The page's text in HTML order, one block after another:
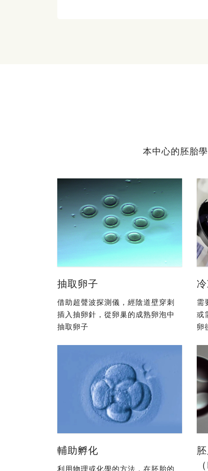
本中心的胚胎
抽取卵子
借助超聲波探測儀，經陰道壁穿刺
插入抽卵針，從卵巢的成熟卵泡中
抽取卵子
需
或
卵
輔助孵化
利用物理或化學的方法，在胚胎的